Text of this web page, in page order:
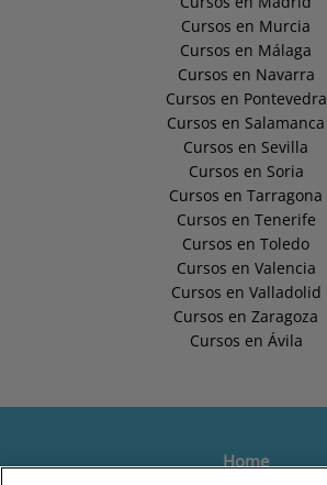
Cursos en Murcia
Cursos en Málaga
Cursos en Navarra
Cursos en Pontevedra
Cursos en Salamanca
Cursos en Sevilla
Cursos en Soria
Cursos en Tarragona
Cursos en Tenerife
Cursos en Toledo
Cursos en Valencia
Cursos en Valladolid
Cursos en Zaragoza
Cursos en Ávila
Home